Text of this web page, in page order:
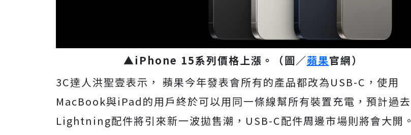
▲iPhone 15系列價格上漲。（圖／蘋果官網）
3C達人洪聖壹表示， 蘋果今年發表會所有的產品都改為USB-C，使用
MacBook與iPad的用戶終於可以用同一條線幫所有裝置充電，預計過去
Lightning配件將引來新一波拋售潮，USB-C配件周邊市場則將會大開。